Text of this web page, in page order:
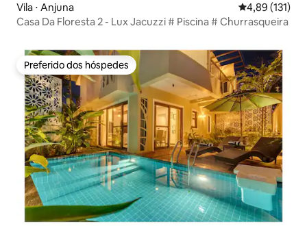
Vila ⋅ Anjuna 4,89 de uma
4,89 (131)
Casa Da Floresta 2 - Lux Jacuzzi # Piscina # Churrasqueira
Preferido dos hóspedes
Preferido dos hóspedes